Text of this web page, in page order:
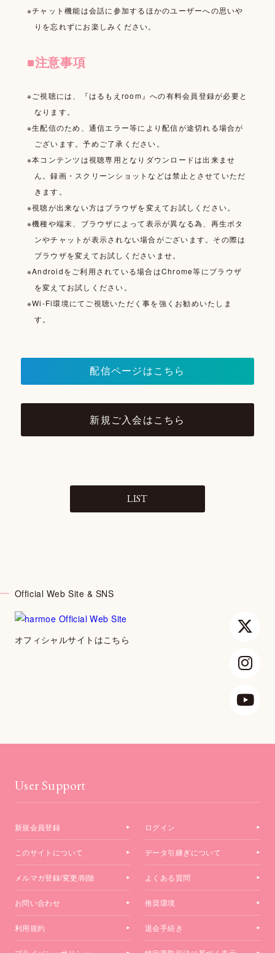
※チャット機能は会話に参加するほかのユーザーへの思いや
りを忘れずにお楽しみください。
■注意事項
※ご視聴には、『はるもえroom』への有料会員登録が必要と
なります。
※生配信のため、通信エラー等により配信が途切れる場合が
ございます。予めご了承ください。
※本コンテンツは視聴専用となりダウンロードは出来ませ
ん。録画・スクリーンショットなどは禁止とさせていただ
きます。
※視聴が出来ない方はブラウザを変えてお試しください。
※機種や端末、ブラウザによって表示が異なる為、再生ボタ
ンやチャットが表示されない場合がございます。その際は
ブラウザを変えてお試しくださいませ。
※Androidをご利用されている場合はChrome等にブラウザ
を変えてお試しください。
※Wi-Fi環境にてご視聴いただく事を強くお勧めいたしま
す。
配信ページはこちら
新規ご入会はこちら
LIST
Official Web Site & SNS
オフィシャルサイトはこちら
User Support
新規会員登録 ログイン
このサイトについて データ引継ぎについて
メルマガ登録/変更/削除 よくある質問
お問い合わせ 推奨環境
利用規約 退会手続き